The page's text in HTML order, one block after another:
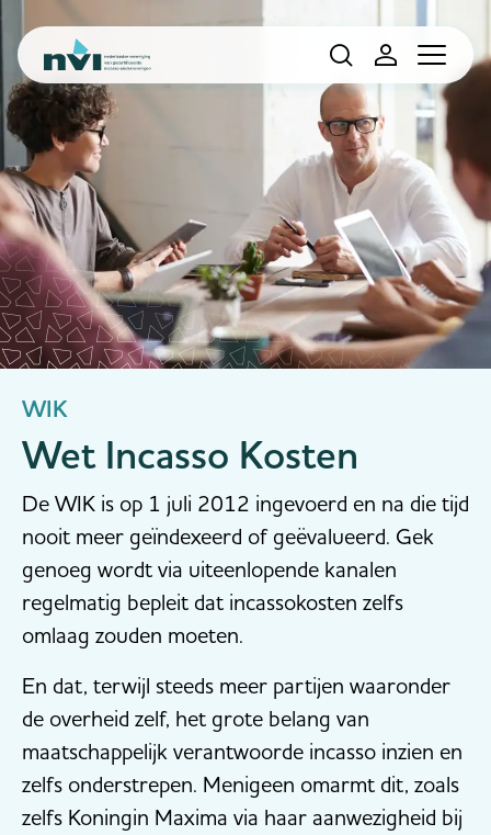
Navigation
WIK
Wet Incasso Kosten
De WIK is op 1 juli 2012 ingevoerd en na die tijd
nooit meer geïndexeerd of geëvalueerd. Gek
genoeg wordt via uiteenlopende kanalen
regelmatig bepleit dat incassokosten zelfs
omlaag zouden moeten.
En dat, terwijl steeds meer partijen waaronder
de overheid zelf, het grote belang van
maatschappelijk verantwoorde incasso inzien en
zelfs onderstrepen. Menigeen omarmt dit, zoals
zelfs Koningin Maxima via haar aanwezigheid bij